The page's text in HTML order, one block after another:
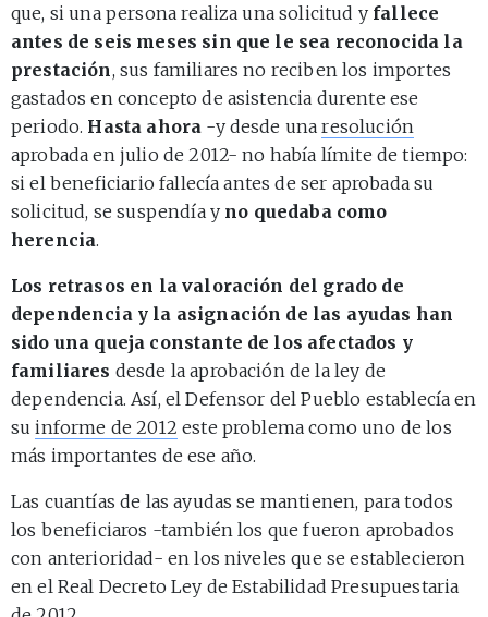
que, si una persona realiza una solicitud y fallece
antes de seis meses sin que le sea reconocida la
prestación, sus familiares no reciben los importes
gastados en concepto de asistencia durente ese
periodo. Hasta ahora -y desde unaresolución
aprobada en julio de 2012- no había límite de tiempo:
si el beneficiario fallecía antes de ser aprobada su
solicitud, se suspendía y no quedaba como
herencia.
Los retrasos en la valoración del grado de
dependencia y la asignación de las ayudas han
sido una queja constante de los afectados y
familiares desde la aprobación de la ley de
dependencia. Así, el Defensor del Pueblo establecía en
suinforme de 2012 este problema como uno de los
más importantes de ese año.
Las cuantías de las ayudas se mantienen, para todos
los beneficiaros -también los que fueron aprobados
con anterioridad- en los niveles que se establecieron
en el Real Decreto Ley de Estabilidad Presupuestaria